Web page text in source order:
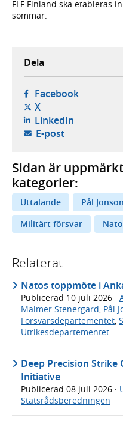
FLF Finland ska etableras
sommar.
Dela
Facebook- öppnas
X- öppnas i ny flik,
LinkedIn- öppnas i
E-post- öppnar din
Sidan är
kategorier:
Uttalande Pål Jonson
Militärt försvar
Nato
Relaterat
Natos toppmöte i
Publicerad 10 juli 2026 ·
Malmer Stenergard, Pål
Försvarsdepartementet,
Utrikesdepartementet
Deep Precision
Initiative
Publicerad 08 juli 2026 ·
Statsrådsberedningen